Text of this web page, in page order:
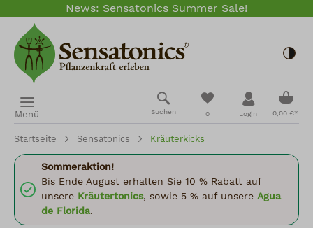
Zum Hauptinhalt springen
News: Sensatonics Summer Sale!
Menü Suchen 0
Du hast 0
Login 0,00 €*
Startseite Sensatonics Kräuterkicks
Sommeraktion!
Bis Ende August erhalten Sie 10 % Rabatt auf
unsere Kräutertonics, sowie 5 % auf unsere Agua
de Florida.